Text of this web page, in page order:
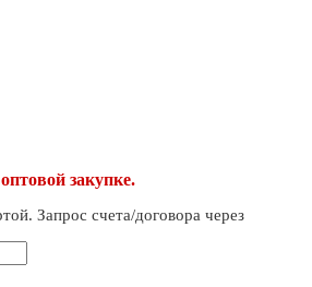
закупке.
Запрос счета/договора через